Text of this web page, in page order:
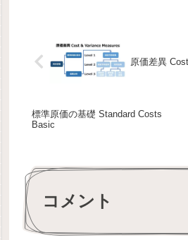
原価差異
標準原価の基礎 Standard Costs
Basic
コメント